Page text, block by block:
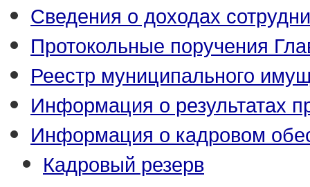
Сведения о доходах
Протокольные поручения
Реестр муниципального
Информация о результатах
Информация о кадровом
Кадровый резерв